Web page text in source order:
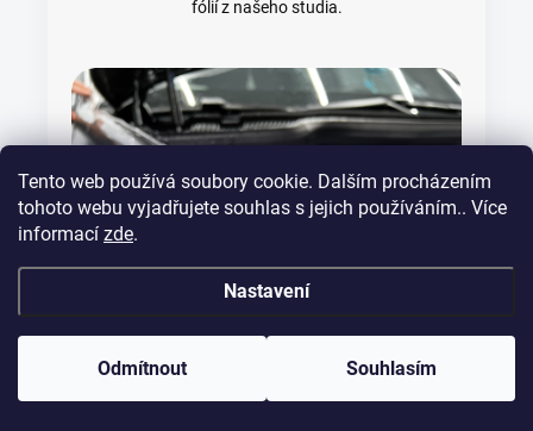
Tento web používá soubory cookie. Dalším procházením
tohoto webu vyjadřujete souhlas s jejich používáním.. Více
informací zde.
Nastavení
Odmítnout Souhlasím
fólií z našeho studia.